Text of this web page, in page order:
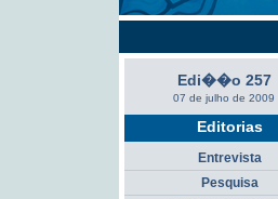
Edi��o 257
07 de julho de 2009
Editorias
Entrevista
Pesquisa